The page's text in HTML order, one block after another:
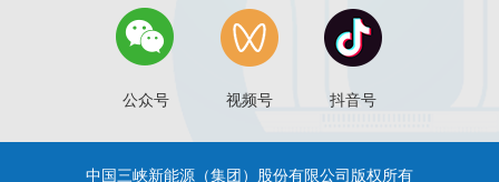
公众号 视频号 抖音号
中国三峡新能源（集团）股份有限公司版权所有